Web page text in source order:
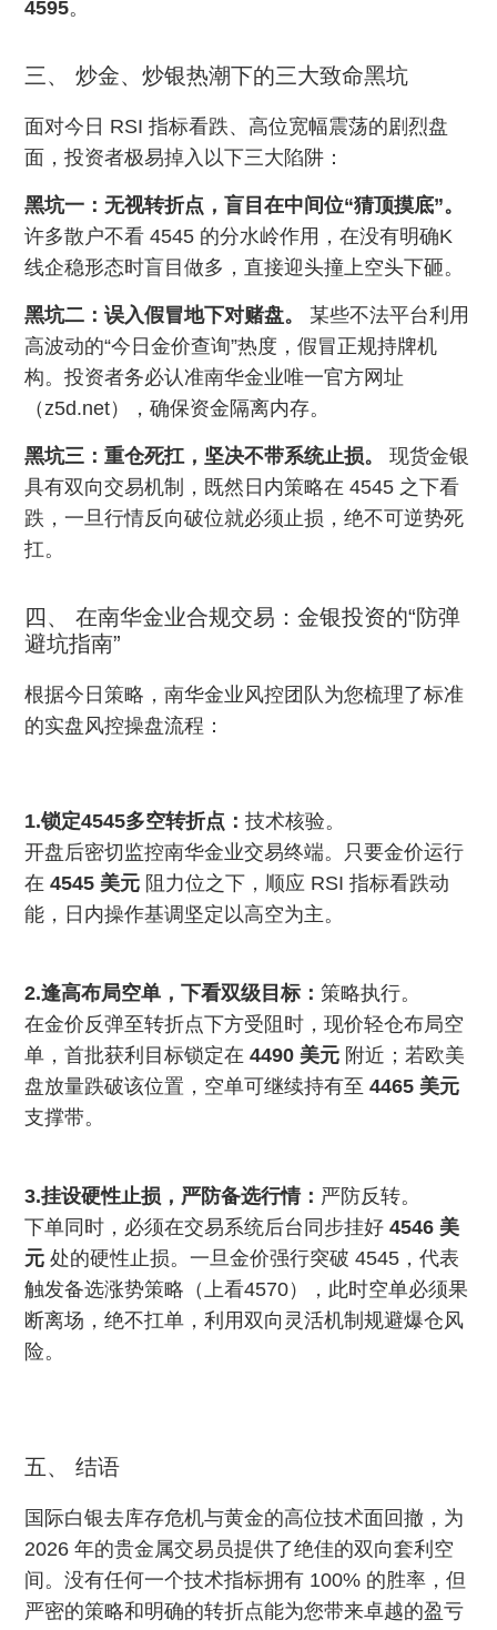
4595。
三、 炒金、炒银热潮下的三大致命黑坑
面对今日 RSI 指标看跌、高位宽幅震荡的剧烈盘
面，投资者极易掉入以下三大陷阱：
黑坑一：无视转折点，盲目在中间位“猜顶摸底”。
许多散户不看 4545 的分水岭作用，在没有明确K
线企稳形态时盲目做多，直接迎头撞上空头下砸。
黑坑二：误入假冒地下对赌盘。
某些不法平台利用
高波动的“今日金价查询”热度，假冒正规持牌机
构。投资者务必认准南华金业唯一官方网址
（z5d.net），确保资金隔离内存。
黑坑三：重仓死扛，坚决不带系统止损。
现货金银
具有双向交易机制，既然日内策略在 4545 之下看
跌，一旦行情反向破位就必须止损，绝不可逆势死
扛。
四、 在南华金业合规交易：金银投资的“防弹
避坑指南”
根据今日策略，南华金业风控团队为您梳理了标准
的实盘风控操盘流程：
1.锁定4545多空转折点：技术核验。
开盘后密切监控南华金业交易终端。只要金价运行
在4545 美元 阻力位之下，顺应 RSI 指标看跌动
能，日内操作基调坚定以高空为主。
2.逢高布局空单，下看双级目标：策略执行。
在金价反弹至转折点下方受阻时，现价轻仓布局空
单，首批获利目标锁定在4490 美元 附近；若欧美
盘放量跌破该位置，空单可继续持有至4465 美元
支撑带。
3.挂设硬性止损，严防备选行情： 严防反转。
下单同时，必须在交易系统后台同步挂好4546 美
元 处的硬性止损。一旦金价强行突破 4545，代表
触发备选涨势策略（上看4570），此时空单必须果
断离场，绝不扛单，利用双向灵活机制规避爆仓风
险。
五、 结语
国际白银去库存危机与黄金的高位技术面回撤，为
2026 年的贵金属交易员提供了绝佳的双向套利空
间。没有任何一个技术指标拥有 100% 的胜率，但
严密的策略和明确的转折点能为您带来卓越的盈亏